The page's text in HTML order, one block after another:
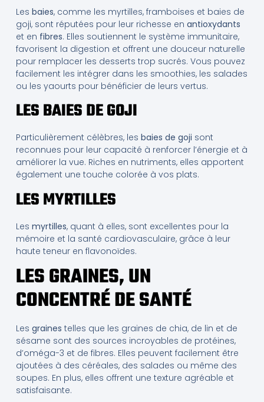
Les baies, comme les myrtilles, framboises et baies de
goji, sont réputées pour leur richesse en antioxydants
et en fibres. Elles soutiennent le système immunitaire,
favorisent la digestion et offrent une douceur naturelle
pour remplacer les desserts trop sucrés. Vous pouvez
facilement les intégrer dans les smoothies, les salades
ou les yaourts pour bénéficier de leurs vertus.
LES BAIES DE GOJI
Particulièrement célèbres, les baies de goji sont
reconnues pour leur capacité à renforcer l’énergie et à
améliorer la vue. Riches en nutriments, elles apportent
également une touche colorée à vos plats.
LES MYRTILLES
Les myrtilles, quant à elles, sont excellentes pour la
mémoire et la santé cardiovasculaire, grâce à leur
haute teneur en flavonoïdes.
LES GRAINES, UN
CONCENTRÉ DE SANTÉ
Les graines telles que les graines de chia, de lin et de
sésame sont des sources incroyables de protéines,
d’oméga-3 et de fibres. Elles peuvent facilement être
ajoutées à des céréales, des salades ou même des
soupes. En plus, elles offrent une texture agréable et
satisfaisante.